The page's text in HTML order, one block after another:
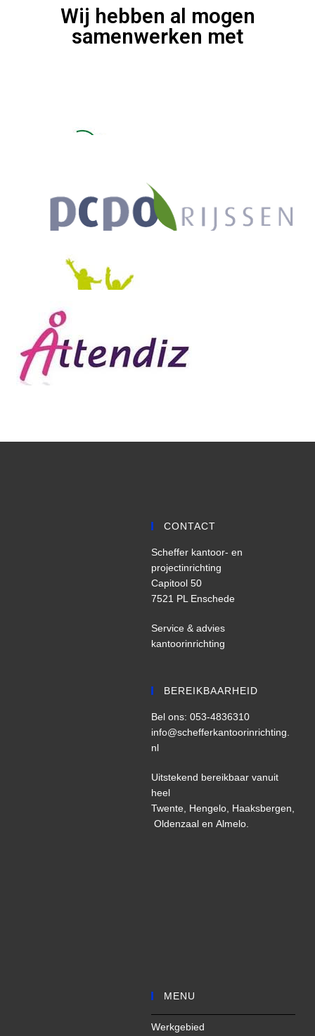
Wij hebben al mogen
samenwerken met
CONTACT
Scheffer kantoor- en
projectinrichting
Capitool 50
7521 PL Enschede
Service & advies
kantoorinrichting
BEREIKBAARHEID
Bel ons: 053-4836310
info@schefferkantoorinrichting.
nl
Uitstekend bereikbaar vanuit
heel
Twente, Hengelo, Haaksbergen,
Oldenzaal enAlmelo
MENU
Werkgebied